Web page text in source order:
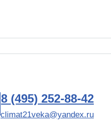
8 (495) 252-88-42
climat21veka@yandex.ru